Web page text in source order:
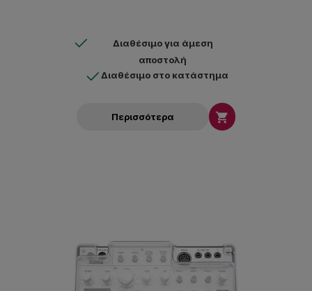
Διαθέσιμο για άμεση
αποστολή
Διαθέσιμο στο κατάστημα
Περισσότερα 